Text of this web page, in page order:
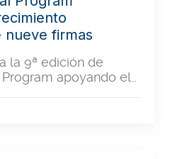
nueve firmas
la 9ª edición de
apoyando el…